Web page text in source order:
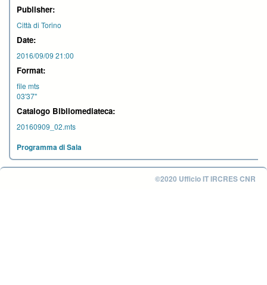
Publisher:
Città di Torino
Date:
2016/09/09 21:00
Format:
file mts
03'37''
Catalogo Bibliomediateca:
20160909_02.mts
Programma di Sala
©2020 Ufficio IT IRCRES CNR